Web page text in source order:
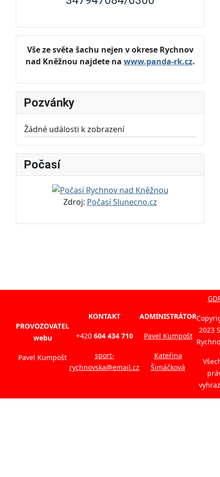
Vše ze světa šachu nejen v okrese Rychnov
nad Kněžnou najdete na www.panda-rk.cz.
Pozvánky
Žádné události k zobrazení
Počasí
Zdroj: Počasí Slunecno.cz
PROVOZOVATEL
webu
Pavel Kumpošt
KONTAKT
+420 604 434 710
sport-
rychnovska@email.cz
ADMINISTRÁTOR
Pavel Kumpošt
Kateřina
Šimáčková
2023